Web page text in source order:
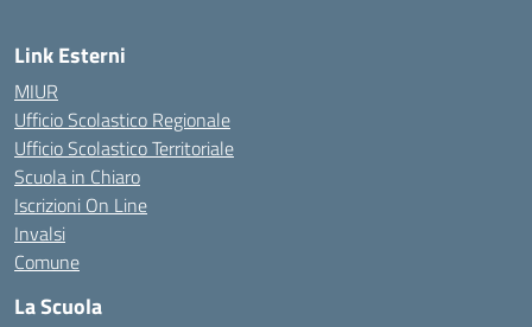
Link Esterni
MIUR
Ufficio Scolastico Regionale
Ufficio Scolastico Territoriale
Scuola in Chiaro
Iscrizioni On Line
Invalsi
Comune
La Scuola